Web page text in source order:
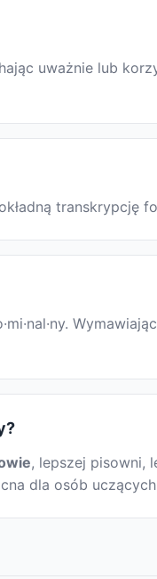
uważnie lub
, lepszej pisowni,
dla osób